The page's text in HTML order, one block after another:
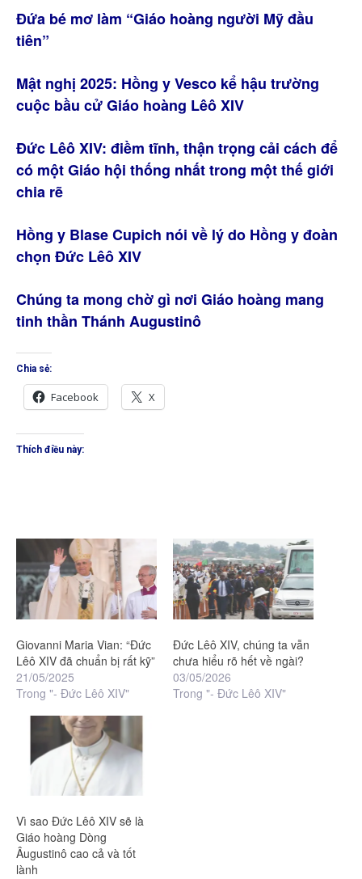
Đứa bé mơ làm “Giáo hoàng người Mỹ đầu
tiên”
Mật nghị 2025: Hồng y Vesco kể hậu trường
cuộc bầu cử Giáo hoàng Lêô XIV
Đức Lêô XIV: điềm tĩnh, thận trọng cải cách để
có một Giáo hội thống nhất trong một thế giới
chia rẽ
Hồng y Blase Cupich nói về lý do Hồng y đoàn
chọn Đức Lêô XIV
Chúng ta mong chờ gì nơi Giáo hoàng mang
tinh thần Thánh Augustinô
Chia sẻ:
Facebook X
Thích điều này:
Giovanni Maria Vian: “Đức
Lêô XIV đã chuẩn bị rất kỹ”
21/05/2025
Trong "- Đức Lêô XIV"
Đức Lêô XIV, chúng ta vẫn
chưa hiểu rõ hết về ngài?
03/05/2026
Trong "- Đức Lêô XIV"
Vì sao Đức Lêô XIV sẽ là
Giáo hoàng Dòng
Âugustinô cao cả và tốt
lành